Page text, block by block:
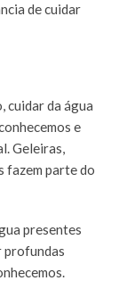
de cuidar
cuidar da água
e
Geleiras,
fazem parte do
presentes
profundas